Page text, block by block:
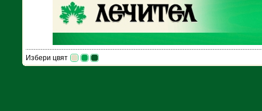
Избери цвят